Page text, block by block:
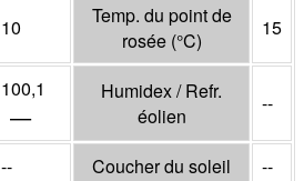
10
Temp. du point de
rosée (°C)
15
100,1
—
Humidex / Refr.
éolien
--
-- Coucher du soleil --